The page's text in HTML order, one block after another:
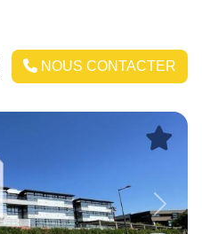
NOUS CONTACTER
Next